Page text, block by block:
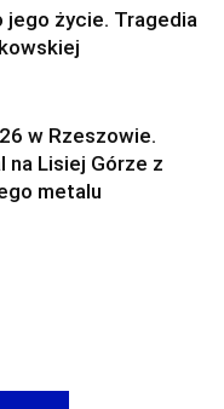
jego życie. Tragedia
w Rzeszowie.
na Lisiej Górze z
metalu